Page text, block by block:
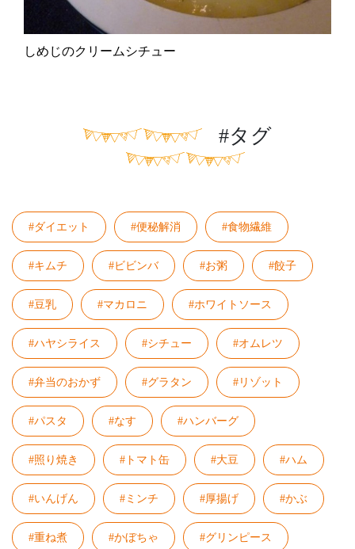
しめじのクリームシチュー
#タグ
#ダイエット #便秘解消 #食物繊維
#キムチ #ビビンバ #お粥 #餃子
#豆乳 #マカロニ #ホワイトソース
#ハヤシライス #シチュー #オムレツ
#弁当のおかず #グラタン #リゾット
#パスタ #なす #ハンバーグ
#照り焼き #トマト缶 #大豆 #ハム
#いんげん #ミンチ #厚揚げ #かぶ
#重ね煮 #かぼちゃ #グリンピース